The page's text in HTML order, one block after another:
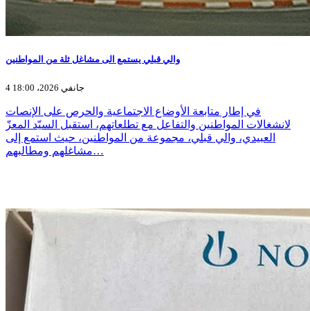
والي قبلي يستمع الى مشاغل ثلة من المواطنين
4 جانفي 2026، 18:00
في إطار متابعة الأوضاع الاجتماعية والحرص على الإنصات
لانشغالات المواطنين والتفاعل مع تطلعاتهم، استقبل السيّد المعزّ
العبيدي، والي قبلي، مجموعة من المواطنين، حيث استمع إلى
مشاغلهم ومطالبهم…